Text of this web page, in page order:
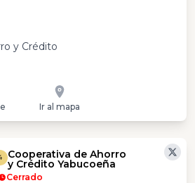
y Crédito
Ir al mapa
Cooperativa de Ahorro
y Crédito Yabucoeña
Cerrado